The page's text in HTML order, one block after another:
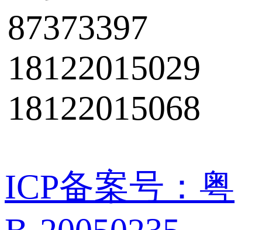
87373397
18122015029
18122015068
ICP备案号：粤